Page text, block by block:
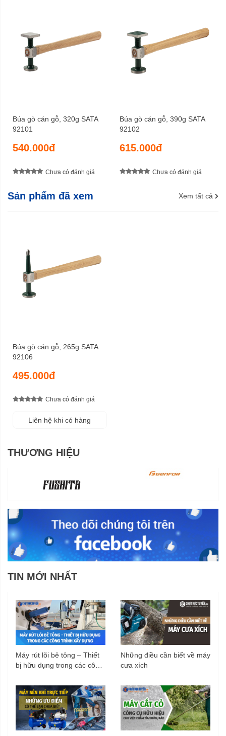
Búa gò cán gỗ, 320g SATA
92101
540.000đ
Chưa có đánh giá
Búa gò cán gỗ, 390g SATA
92102
615.000đ
Chưa có đánh giá
Sản phẩm đã xem Xem tất cả
Búa gò cán gỗ, 265g SATA
92106
495.000đ
Chưa có đánh giá
Liên hệ khi có hàng
THƯƠNG HIỆU
TIN MỚI NHẤT
Máy rút lõi bê tông – Thiết
bị hữu dụng trong các công
Những điều cần biết về máy
cưa xích